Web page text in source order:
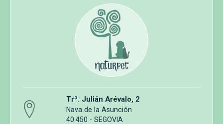
Trª. Julián Arévalo, 2
Nava de la Asunción
40.450 - SEGOVIA